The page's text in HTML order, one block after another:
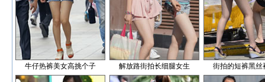
牛仔热裤美女高挑个子 解放路街拍长细腿女生 街拍的短裤黑丝